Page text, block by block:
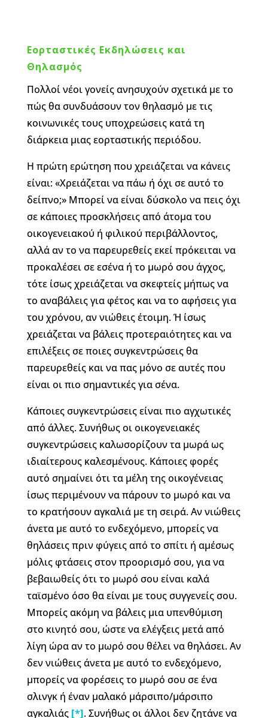
Εορταστικές Εκδηλώσεις και
Θηλασμός
Πολλοί νέοι γονείς ανησυχούν σχετικά με το
πώς θα συνδυάσουν τον θηλασμό με τις
κοινωνικές τους υποχρεώσεις κατά τη
διάρκεια μιας εορταστικής περιόδου.
Η πρώτη ερώτηση που χρειάζεται να κάνεις
είναι: «Χρειάζεται να πάω ή όχι σε αυτό το
δείπνο;» Μπορεί να είναι δύσκολο να πεις όχι
σε κάποιες προσκλήσεις από άτομα του
οικογενειακού ή φιλικού περιβάλλοντος,
αλλά αν το να παρευρεθείς εκεί πρόκειται να
προκαλέσει σε εσένα ή το μωρό σου άγχος,
τότε ίσως χρειάζεται να σκεφτείς μήπως να
το αναβάλεις για φέτος και να το αφήσεις για
του χρόνου, αν νιώθεις έτοιμη. Ή ίσως
χρειάζεται να βάλεις προτεραιότητες και να
επιλέξεις σε ποιες συγκεντρώσεις θα
παρευρεθείς και να πας μόνο σε αυτές που
είναι οι πιο σημαντικές για σένα.
Κάποιες συγκεντρώσεις είναι πιο αγχωτικές
από άλλες. Συνήθως οι οικογενειακές
συγκεντρώσεις καλωσορίζουν τα μωρά ως
ιδιαίτερους καλεσμένους. Κάποιες φορές
αυτό σημαίνει ότι τα μέλη της οικογένειας
ίσως περιμένουν να πάρουν το μωρό και να
το κρατήσουν αγκαλιά με τη σειρά. Αν νιώθεις
άνετα με αυτό το ενδεχόμενο, μπορείς να
θηλάσεις πριν φύγεις από το σπίτι ή αμέσως
μόλις φτάσεις στον προορισμό σου, για να
βεβαιωθείς ότι το μωρό σου είναι καλά
ταϊσμένο όσο θα είναι με τους συγγενείς σου.
Μπορείς ακόμη να βάλεις μια υπενθύμιση
στο κινητό σου, ώστε να ελέγξεις μετά από
λίγη ώρα αν το μωρό σου θέλει να θηλάσει. Αν
δεν νιώθεις άνετα με αυτό το ενδεχόμενο,
μπορείς να φορέσεις το μωρό σου σε ένα
σλινγκ ή έναν μαλακό μάρσιπο/μάρσιπο
αγκαλιάς [*]. Συνήθως οι άλλοι δεν ζητάνε να